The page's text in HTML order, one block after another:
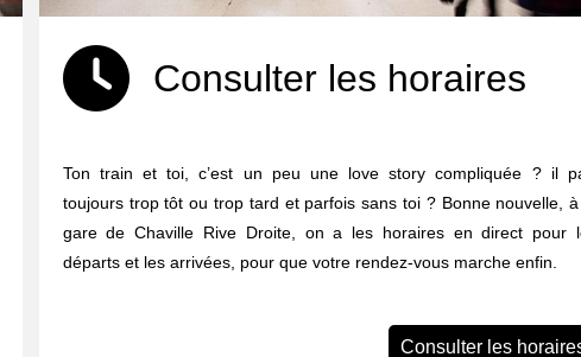
Consulter les horaires
Ton train et toi, c’est un peu une love story compliquée ? il
toujours trop tôt ou trop tard et parfois sans toi ? Bonne nouvelle,
gare de Chaville Rive Droite, on a les horaires en direct pour
départs et les arrivées, pour que votre rendez-vous marche enfin.
Consulter les